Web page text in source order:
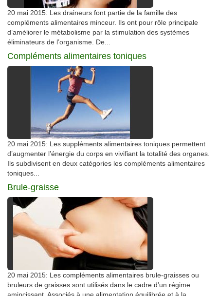
20 mai 2015: Les draineurs font partie de la famille des
compléments alimentaires minceur. Ils ont pour rôle principale
d’améliorer le métabolisme par la stimulation des systèmes
éliminateurs de l’organisme. De...
Compléments alimentaires toniques
20 mai 2015: Les suppléments alimentaires toniques permettent
d’augmenter l’énergie du corps en vivifiant la totalité des organes.
Ils subdivisent en deux catégories les compléments alimentaires
toniques...
Brule-graisse
20 mai 2015: Les compléments alimentaires brule-graisses ou
bruleurs de graisses sont utilisés dans le cadre d’un régime